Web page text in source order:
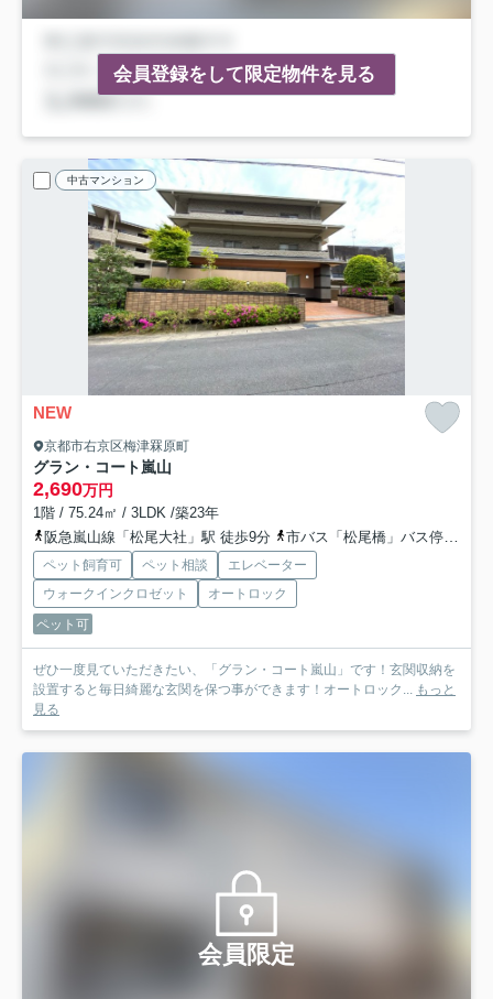
会員登録をして限定物件を見る
中古マンション
NEW
京都市右京区梅津罧原町
グラン・コート嵐山
2,690万円
1階 / 75.24㎡ / 3LDK /築23年
阪急嵐山線「松尾大社」駅 徒歩9分
市バス「松尾橋」バス停下車 徒歩7分
ペット飼育可 ペット相談
エレベーター
ウォークインクロゼット
オートロック
ペット可
ぜひ一度見ていただきたい、「グラン・コート嵐山」です！玄関収納を
設置すると毎日綺麗な玄関を保つ事ができます！オートロック... もっと
見る
会員限定